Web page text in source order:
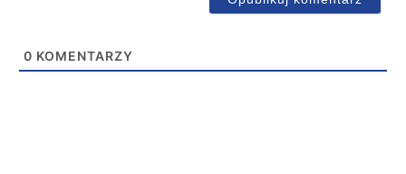
0 KOMENTARZY